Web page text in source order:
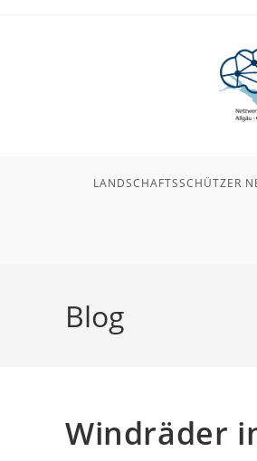
LANDSCHAFTSSCHÜTZER
Blog
Windräder